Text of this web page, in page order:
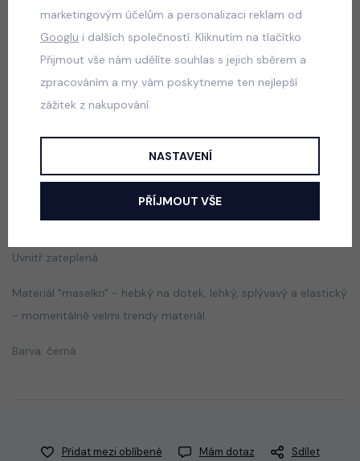
Squishy dumpling soft velur souprava černá
Jak vybrat správnou velikost?
Mikina s motivem Huntrix.
Uvnitř zateplená.
Materiál "maselko" - hebký na dotek, lehký, splývavý a elastický
- momentálně velmi trendy materiál.
Barva: černá
Přidat mezi oblíbené Mám dotaz Sdílet
marketingovým účelům a personalizaci reklam od
Googlu i dalších společností. Kliknutím na tlačítko
Přijmout vše nám udělíte souhlas s jejich sběrem a
zpracováním a my vám poskytneme ten nejlepší
zážitek z nakupování.
NASTAVENÍ
PŘÍJMOUT VŠE